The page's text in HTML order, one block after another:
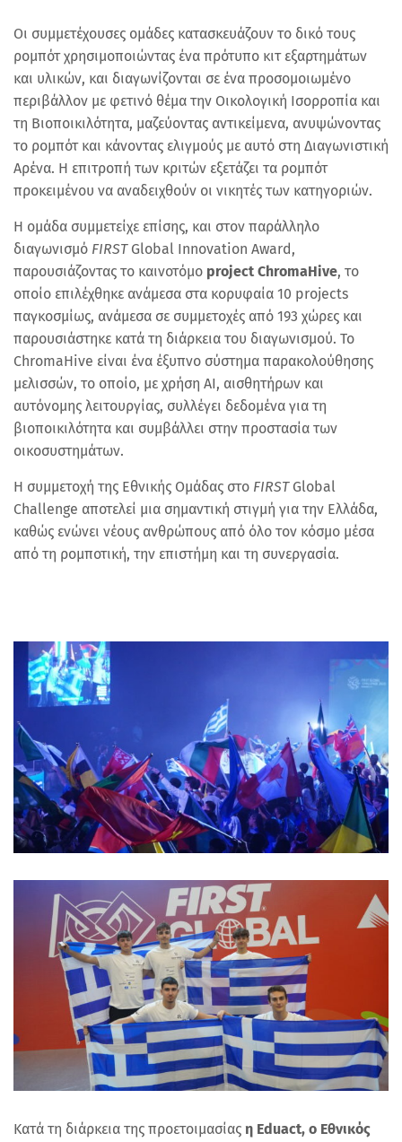
Οι συμμετέχουσες ομάδες κατασκευάζουν το δικό τους
ρομπότ χρησιμοποιώντας ένα πρότυπο κιτ εξαρτημάτων
και υλικών, και διαγωνίζονται σε ένα προσομοιωμένο
περιβάλλον με φετινό θέμα την Οικολογική Ισορροπία και
τη Βιοποικιλότητα, μαζεύοντας αντικείμενα, ανυψώνοντας
το ρομπότ και κάνοντας ελιγμούς με αυτό στη Διαγωνιστική
Αρένα. Η επιτροπή των κριτών εξετάζει τα ρομπότ
προκειμένου να αναδειχθούν οι νικητές των κατηγοριών.
Η ομάδα συμμετείχε επίσης, και στον παράλληλο
διαγωνισμό FIRST Global Innovation Award,
παρουσιάζοντας το καινοτόμο project ChromaHive, το
οποίο επιλέχθηκε ανάμεσα στα κορυφαία 10 projects
παγκοσμίως, ανάμεσα σε συμμετοχές από 193 χώρες και
παρουσιάστηκε κατά τη διάρκεια του διαγωνισμού. Το
ChromaHive είναι ένα έξυπνο σύστημα παρακολούθησης
μελισσών, το οποίο, με χρήση AI, αισθητήρων και
αυτόνομης λειτουργίας, συλλέγει δεδομένα για τη
βιοποικιλότητα και συμβάλλει στην προστασία των
οικοσυστημάτων.
Η συμμετοχή της Εθνικής Ομάδας στο FIRST Global
Challenge αποτελεί μια σημαντική στιγμή για την Ελλάδα,
καθώς ενώνει νέους ανθρώπους από όλο τον κόσμο μέσα
από τη ρομποτική, την επιστήμη και τη συνεργασία.
Κατά τη διάρκεια της προετοιμασίας η Eduact, ο Εθνικός